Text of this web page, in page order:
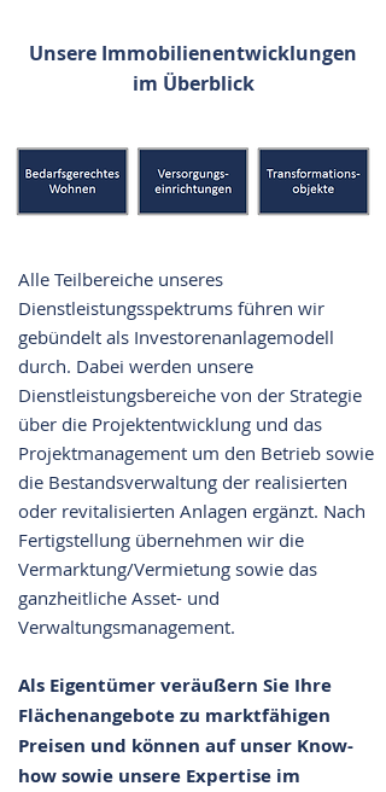
Unsere Immobilienentwicklungen
im Überblick
Alle Teilbereiche unseres
Dienstleistungsspektrums führen wir
gebündelt als Investorenanlagemodell
durch. Dabei werden unsere
Dienstleistungsbereiche von der Strategie
über die Projektentwicklung und das
Projektmanagement um den Betrieb sowie
die Bestandsverwaltung der realisierten
oder revitalisierten Anlagen ergänzt. Nach
Fertigstellung übernehmen wir die
Vermarktung/Vermietung sowie das
ganzheitliche Asset- und
Verwaltungsmanagement.
Als Eigentümer veräußern Sie Ihre
Flächenangebote zu marktfähigen
Preisen und können auf unser Know-
how sowie unsere Expertise im